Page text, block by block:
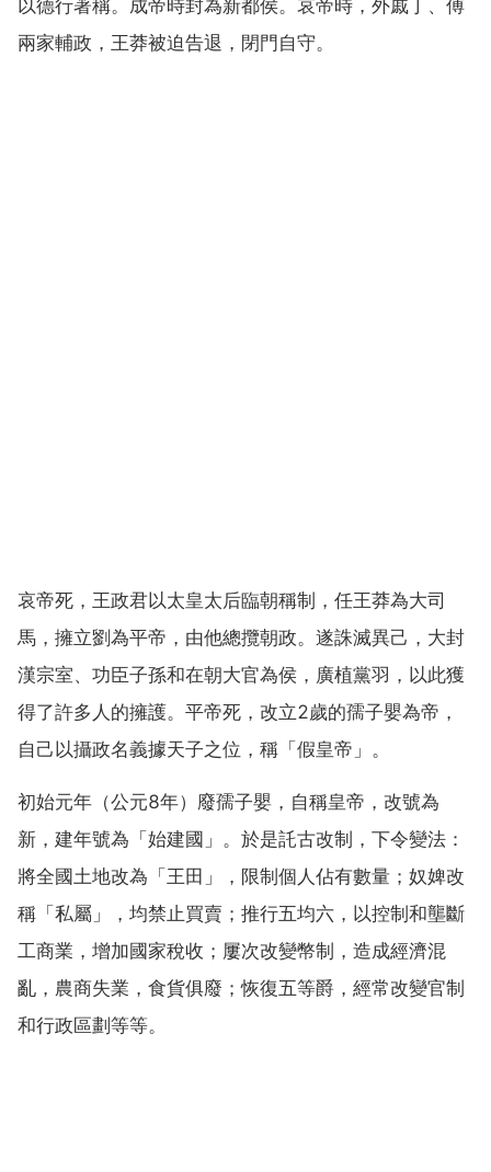
以德行著稱。成帝時封為新都侯。哀帝時，外戚丁、傅
兩家輔政，王莽被迫告退，閉門自守。
哀帝死，王政君以太皇太后臨朝稱制，任王莽為大司
馬，擁立劉為平帝，由他總攬朝政。遂誅滅異己，大封
漢宗室、功臣子孫和在朝大官為侯，廣植黨羽，以此獲
得了許多人的擁護。平帝死，改立2歲的孺子嬰為帝，
自己以攝政名義據天子之位，稱「假皇帝」。
初始元年（公元8年）廢孺子嬰，自稱皇帝，改號為
新，建年號為「始建國」。於是託古改制，下令變法：
將全國土地改為「王田」，限制個人佔有數量；奴婢改
稱「私屬」，均禁止買賣；推行五均六，以控制和壟斷
工商業，增加國家稅收；屢次改變幣制，造成經濟混
亂，農商失業，食貨俱廢；恢復五等爵，經常改變官制
和行政區劃等等。